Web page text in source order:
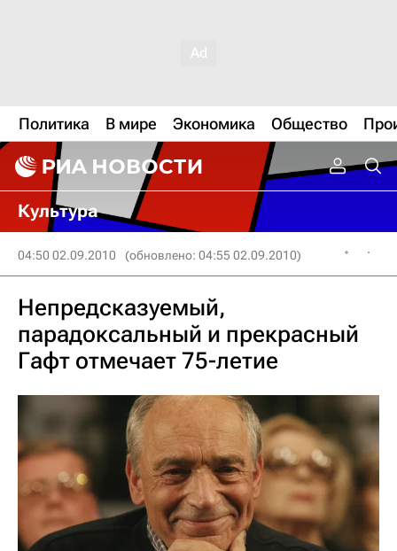
Политика В мире Экономика Общество
Культура
04:50 02.09.2010 (обновлено: 04:55 02.09.2010)
Непредсказуемый,
парадоксальный и прекрасный
Гафт отмечает 75-летие